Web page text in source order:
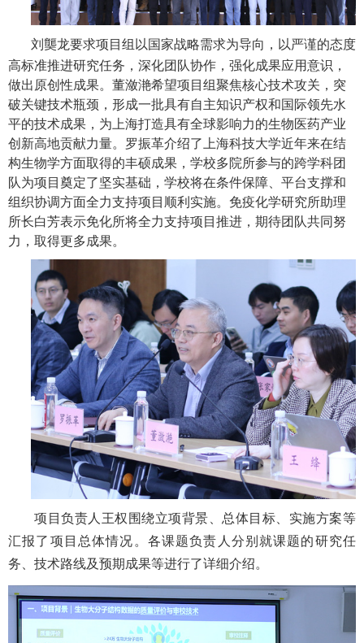
刘龑龙要求项目组以国家战略需求为导向，以严谨的态度
高标准推进研究任务，深化团队协作，强化成果应用意识，
做出原创性成果。董潋滟希望项目组聚焦核心技术攻关，突
破关键技术瓶颈，形成一批具有自主知识产权和国际领先水
平的技术成果，为上海打造具有全球影响力的生物医药产业
创新高地贡献力量。罗振革介绍了上海科技大学近年来在结
构生物学方面取得的丰硕成果，学校多院所参与的跨学科团
队为项目奠定了坚实基础，学校将在条件保障、平台支撑和
组织协调方面全力支持项目顺利实施。免疫化学研究所助理
所长白芳表示免化所将全力支持项目推进，期待团队共同努
力，取得更多成果。
项目负责人王权围绕立项背景、总体目标、实施方案等
汇报了项目总体情况。各课题负责人分别就课题的研究任
务、技术路线及预期成果等进行了详细介绍。